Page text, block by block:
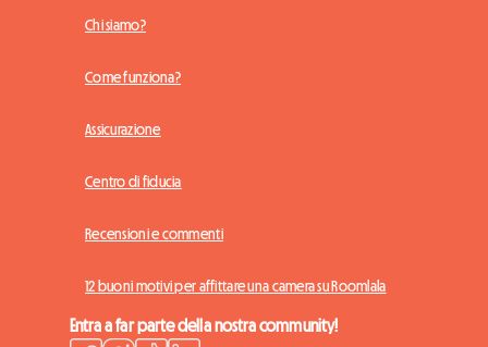
Chi siamo?
Come funziona?
Assicurazione
Centro di fiducia
Recensioni e commenti
12 buoni motivi per affittare una camera su Roomlala
Entra a far parte della nostra community!